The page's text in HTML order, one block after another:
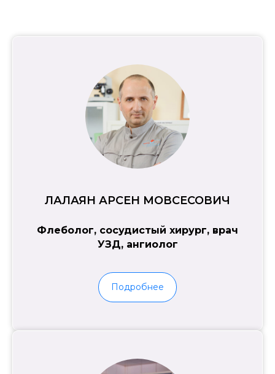
ЛАЛАЯН АРСЕН МОВСЕСОВИЧ
Флеболог, сосудистый хирург, врач
УЗД, ангиолог
Подробнее